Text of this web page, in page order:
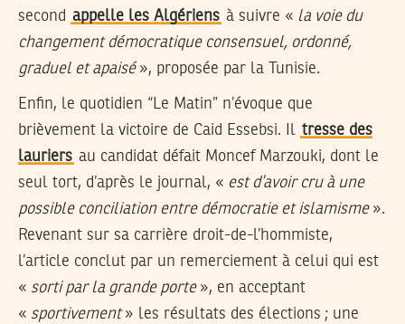
second appelle les Algériens à suivre « la voie du
changement démocratique consensuel, ordonné,
graduel et apaisé», proposée par la Tunisie.
Enfin, le quotidien “Le Matin” n’évoque que
brièvement la victoire de Caid Essebsi. Il tresse des
lauriers au candidat défait Moncef Marzouki, dont le
seul tort, d’après le journal, « est d’avoir cru à une
possible conciliation entre démocratie et islamisme».
Revenant sur sa carrière droit-de-l’hommiste,
l’article conclut par un remerciement à celui qui est
« sorti par la grande porte », en acceptant
« sportivement» les résultats des élections ; une